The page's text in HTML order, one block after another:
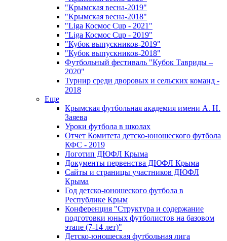
"Крымская весна-2019"
"Крымская весна-2018"
"Liga Космос Cup - 2021"
"Liga Космос Cup - 2019"
"Кубок выпускников-2019"
"Кубок выпускников-2018"
Футбольный фестиваль "Кубок Тавриды –
2020"
Турнир среди дворовых и сельских команд -
2018
Еще
Крымская футбольная академия имени А. Н.
Заяева
Уроки футбола в школах
Отчет Комитета детско-юношеского футбола
КФС - 2019
Логотип ДЮФЛ Крыма
Документы первенства ДЮФЛ Крыма
Сайты и страницы участников ДЮФЛ
Крыма
Год детско-юношеского футбола в
Республике Крым
Конференция "Структура и содержание
подготовки юных футболистов на базовом
этапе (7-14 лет)"
Детско-юношеская футбольная лига